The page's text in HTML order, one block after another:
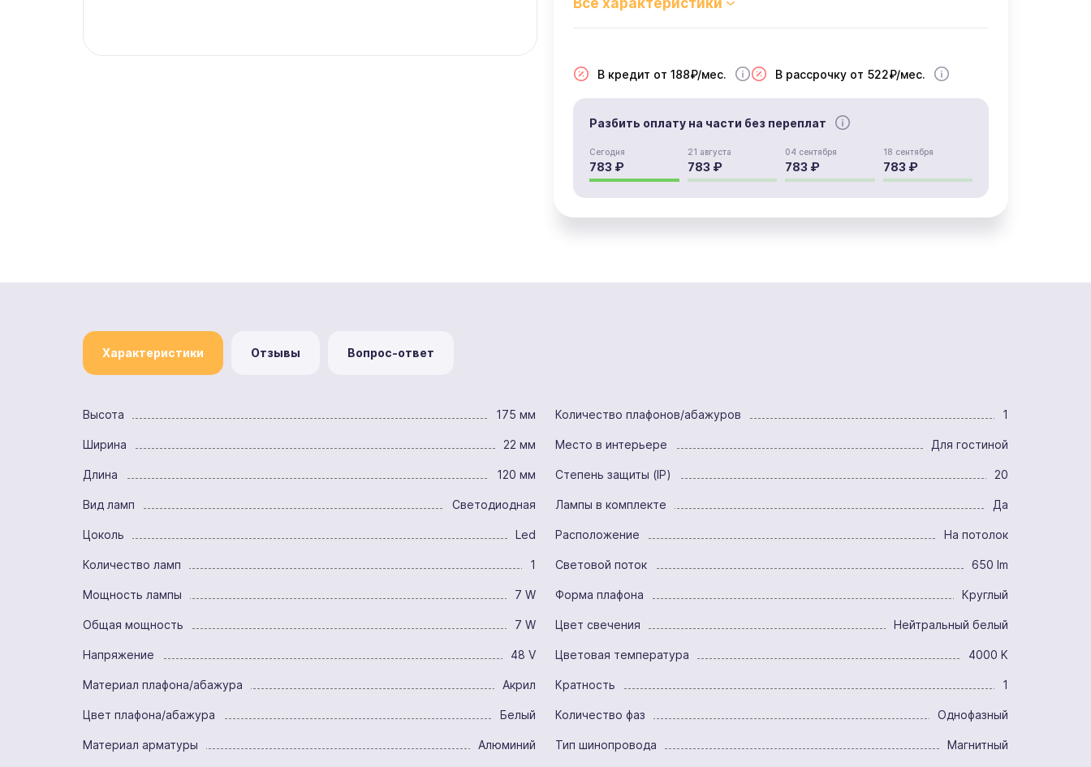
В кредит от 188₽/мес. В рассрочку от 522₽/мес.
Разбить оплату на части без переплат
Сегодня
783 ₽
21 августа
783 ₽
04 сентября
783 ₽
18 сентября
783 ₽
Характеристики Отзывы Вопрос-ответ
Высота 175 мм
Ширина 22 мм
Длина 120 мм
Вид ламп Светодиодная
Цоколь Led
Количество ламп 1
Мощность лампы 7 W
Общая мощность 7 W
Напряжение 48 V
Материал плафона/абажура Акрил
Цвет плафона/абажура Белый
Материал арматуры Алюминий
Количество плафонов/абажуров 1
Место в интерьере Для гостиной
Степень защиты (IP) 20
Лампы в комплекте Да
Расположение На потолок
Световой поток 650 lm
Форма плафона Круглый
Цвет свечения Нейтральный белый
Цветовая температура 4000 K
Кратность 1
Количество фаз Однофазный
Тип шинопровода Магнитный